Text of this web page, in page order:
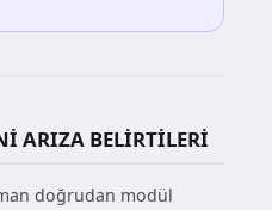
ARIZA BELIRTILERI
doğrudan modül